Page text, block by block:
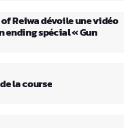
Reiwa dévoile une vidéo
ending spécial « Gun
la course